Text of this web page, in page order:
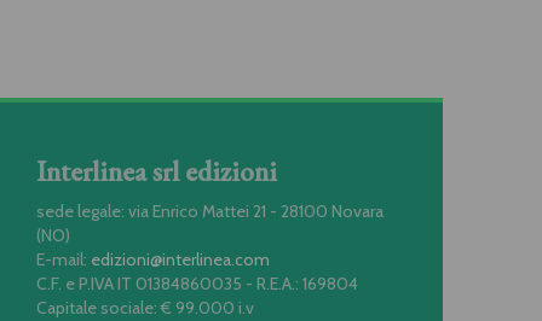
Interlinea srl edizioni
sede legale: via Enrico Mattei 21 - 28100 Novara
(NO)
E-mail: edizioni@interlinea.com
C.F. e P.IVA IT 01384860035 - R.E.A.: 169804
Capitale sociale: € 99.000 i.v